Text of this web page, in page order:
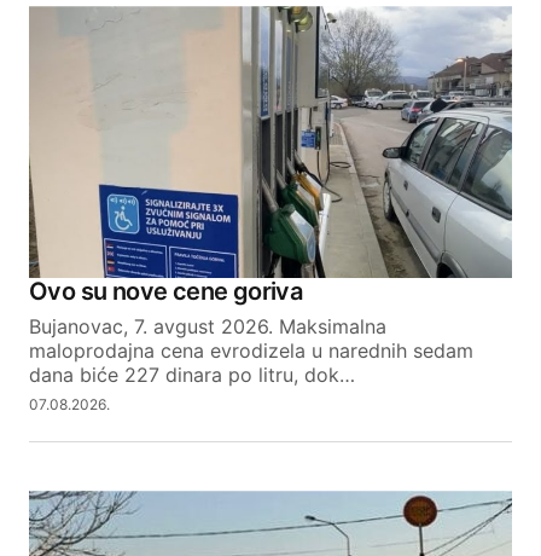
Ovo su nove cene goriva
Bujanovac, 7. avgust 2026. Maksimalna
maloprodajna cena evrodizela u narednih sedam
dana biće 227 dinara po litru, dok…
07.08.2026.